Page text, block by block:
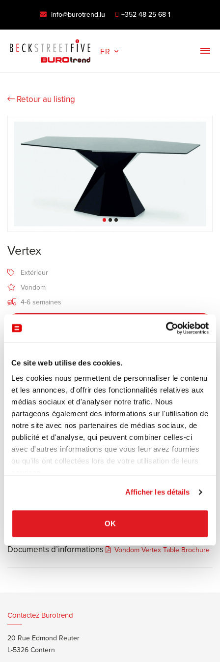
Ce site web utilise des cookies.
Les cookies nous permettent de personnaliser le contenu
et les annonces, d'offrir des fonctionnalités relatives aux
médias sociaux et d'analyser notre trafic. Nous
partageons également des informations sur l'utilisation de
notre site avec nos partenaires de médias sociaux, de
publicité et d'analyse, qui peuvent combiner celles-ci
avec d'autres informations que vous leur avez fournies
ou qu'ils ont collectées lors de votre utilisation de leurs
Afficher les détails
OK
info@burotrend.lu +352 48 25 68 1
FR
Retour au listing
Vertex
Extérieur
Vondom
4-6 semaines
Description
Vertexest une pièce au design innovant et ultra contemporain.
La collection Vertex se compose d'un ensemble de tables, de
tabourets et de chaises.
Vertex semble créée à partir bloc d’où un sculpteur extrait une
pièce aux multiples facettes.
Les pièces sont réalisées selon la technique de roto-moulage ; la
Documents d’informations Vondom Vertex Table Brochure
Contactez Burotrend
20 Rue Edmond Reuter
L-5326 Contern